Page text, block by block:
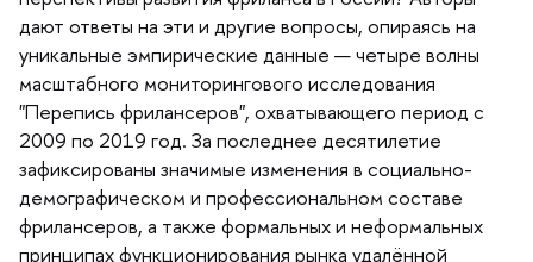
дают ответы на эти и другие вопросы, опираясь на
уникальные эмпирические данные — четыре волны
масштабного мониторингового исследования
"Перепись фрилансеров", охватывающего период с
2009 по 2019 год. За последнее десятилетие
зафиксированы значимые изменения в социально-
демографическом и профессиональном составе
фрилансеров, а также формальных и неформальных
принципах функционирования рынка удалённой